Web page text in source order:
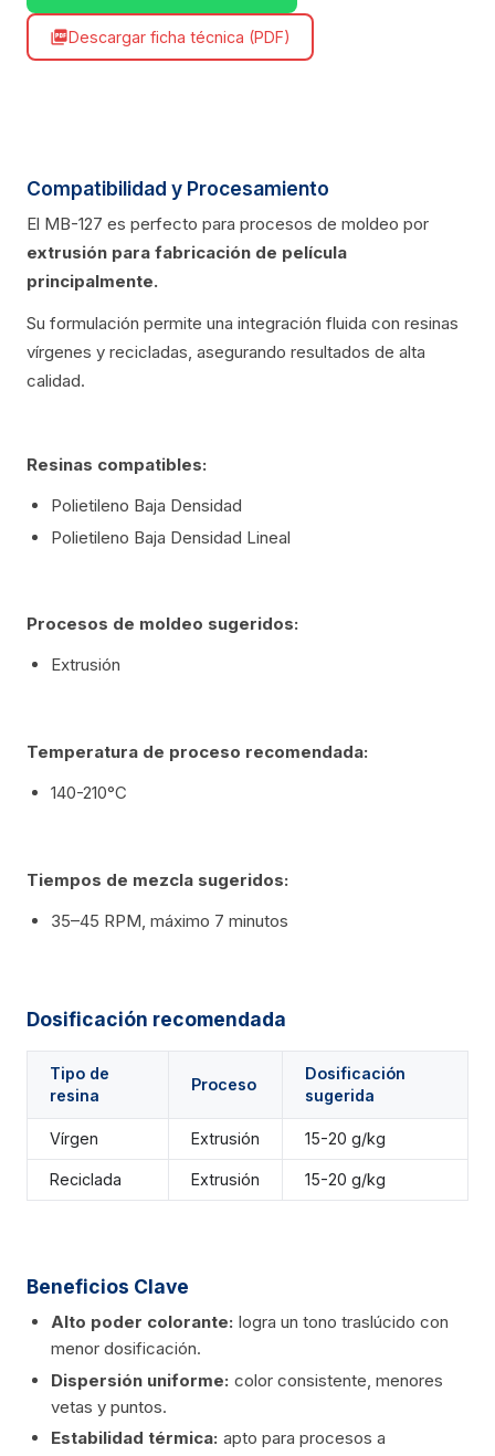
picture_as_pdfDescargar ficha técnica (PDF)
Compatibilidad y Procesamiento
El MB-127 es perfecto para procesos de moldeo por
extrusión para fabricación de película
principalmente.
Su formulación permite una integración fluida con resinas
vírgenes y recicladas, asegurando resultados de alta
calidad.
Resinas compatibles:
Polietileno Baja Densidad
Polietileno Baja Densidad Lineal
Procesos de moldeo sugeridos:
Extrusión
Temperatura de proceso recomendada:
140-210°C
Tiempos de mezcla sugeridos:
35–45 RPM, máximo 7 minutos
Dosificación recomendada
Tipo de
resina
Proceso
Dosificación
sugerida
Vírgen Extrusión 15-20 g/kg
Reciclada Extrusión 15-20 g/kg
Beneficios Clave
Alto poder colorante: logra un tono traslúcido con
menor dosificación.
Dispersión uniforme: color consistente, menores
vetas y puntos.
Estabilidad térmica: apto para procesos a